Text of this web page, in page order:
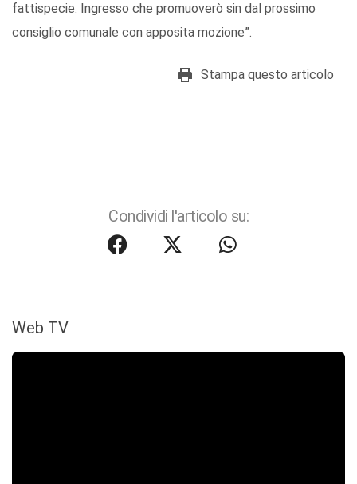
fattispecie. Ingresso che promuoverò sin dal prossimo
consiglio comunale con apposita mozione”.
Stampa questo articolo
Condividi l'articolo su:
Web TV